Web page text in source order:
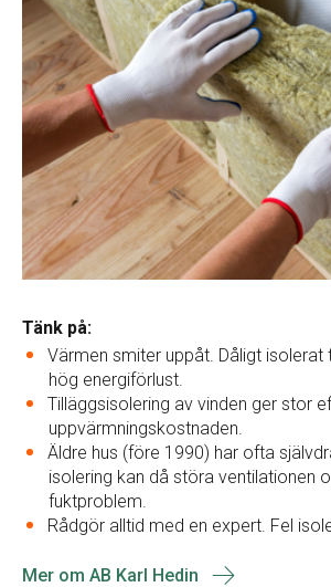
Tänk på:
Värmen smiter uppåt. Dåligt isolerat
hög energiförlust.
Tilläggsisolering av vinden ger stor
uppvärmningskostnaden.
Äldre hus (före 1990) har ofta
isolering kan då störa ventilationen
fuktproblem.
Rådgör alltid med en expert. Fel
Mer om AB Karl Hedin